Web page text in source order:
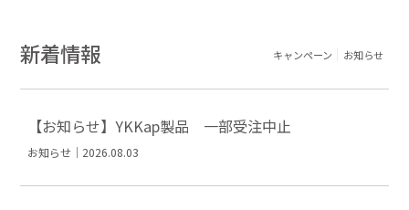
新着情報 キャンペーン お知らせ
【お知らせ】YKKap製品 一部受注中止
お知らせ｜2026.08.03